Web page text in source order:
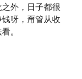
外，日子都很
呀，甭管从收
。